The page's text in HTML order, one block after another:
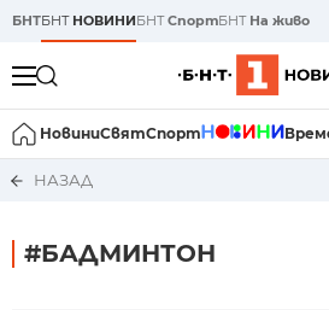
БНТБНТ НОВИНИБНТСпортБНТ На живо
НовиниСвятСпорт
НАЗАД
#БАДМИНТОН